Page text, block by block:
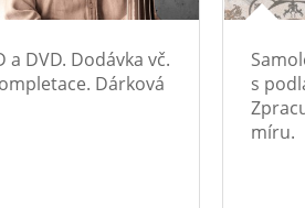
a DVD. Dodávka vč.
Dárková
s
míru.